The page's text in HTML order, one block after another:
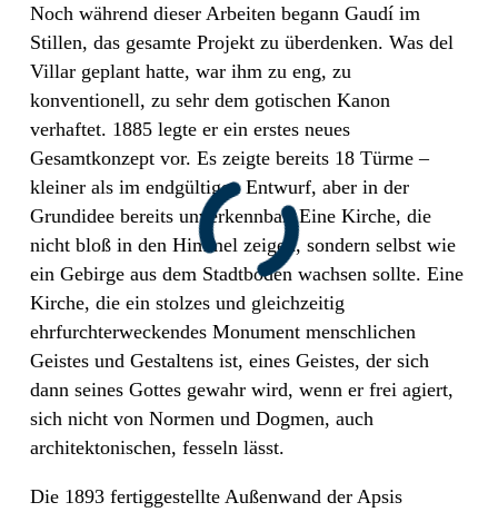
Noch während dieser Arbeiten begann Gaudí im
Stillen, das gesamte Projekt zu überdenken. Was del
Villar geplant hatte, war ihm zu eng, zu
konventionell, zu sehr dem gotischen Kanon
verhaftet. 1885 legte er ein erstes neues
Gesamtkonzept vor. Es zeigte bereits 18 Türme –
kleiner als im endgültigen Entwurf, aber in der
Grundidee bereits unverkennbar. Eine Kirche, die
nicht bloß in den Himmel zeigen, sondern selbst wie
ein Gebirge aus dem Stadtboden wachsen sollte. Eine
Kirche, die ein stolzes und gleichzeitig
ehrfurchterweckendes Monument menschlichen
Geistes und Gestaltens ist, eines Geistes, der sich
dann seines Gottes gewahr wird, wenn er frei agiert,
sich nicht von Normen und Dogmen, auch
architektonischen, fesseln lässt.
Die 1893 fertiggestellte Außenwand der Apsis